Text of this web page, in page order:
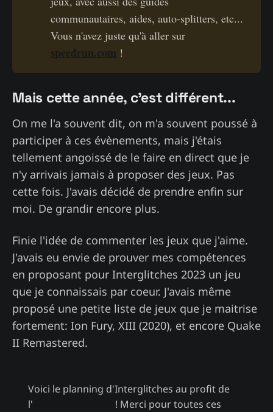
communautaires, aides, auto-splitters, etc...
Vous n'avez juste qu'à aller sur
speedrun.com !
Mais cette année, c'est différent...
On me l'a souvent dit, on m'a souvent poussé à
participer à ces évènements, mais j'étais
tellement angoissé de le faire en direct que je
n'y arrivais jamais à proposer des jeux. Pas
cette fois. J'avais décidé de prendre enfin sur
moi. De grandir encore plus.
Finie l'idée de commenter les jeux que j'aime.
J'avais eu envie de prouver mes compétences
en proposant pour Interglitches 2023 un jeu
que je connaissais par coeur. J'avais même
proposé une petite liste de jeux que je maitrise
fortement: Ion Fury, XIII (2020), et encore Quake
II Remastered.
Voici le planning d'Interglitches au profit de
l'
! Merci pour toutes ces